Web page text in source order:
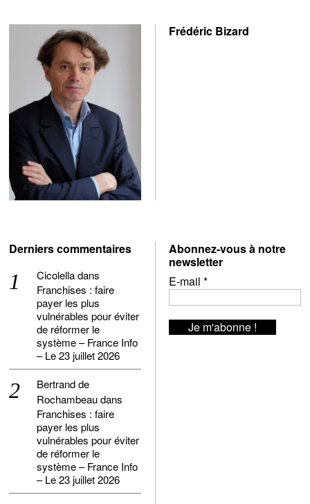
Frédéric Bizard
Derniers commentaires
Cicolelladans
Franchises : faire
payer les plus
vulnérables pour éviter
de réformer le
système – France Info
– Le 23 juillet 2026
Bertrand de
Rochambeaudans
Franchises : faire
payer les plus
vulnérables pour éviter
de réformer le
système – France Info
– Le 23 juillet 2026
Abonnez-vous à notre
newsletter
E-mail *